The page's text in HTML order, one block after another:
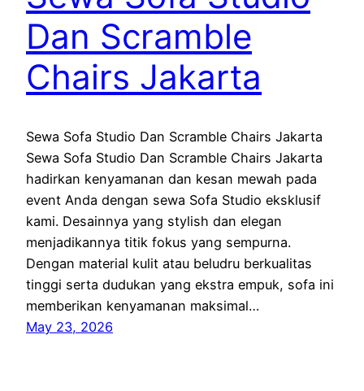
Dan Scramble
Chairs Jakarta
Sewa Sofa Studio Dan Scramble Chairs Jakarta
Sewa Sofa Studio Dan Scramble Chairs Jakarta
hadirkan kenyamanan dan kesan mewah pada
event Anda dengan sewa Sofa Studio eksklusif
kami. Desainnya yang stylish dan elegan
menjadikannya titik fokus yang sempurna.
Dengan material kulit atau beludru berkualitas
tinggi serta dudukan yang ekstra empuk, sofa ini
memberikan kenyamanan maksimal…
May 23, 2026